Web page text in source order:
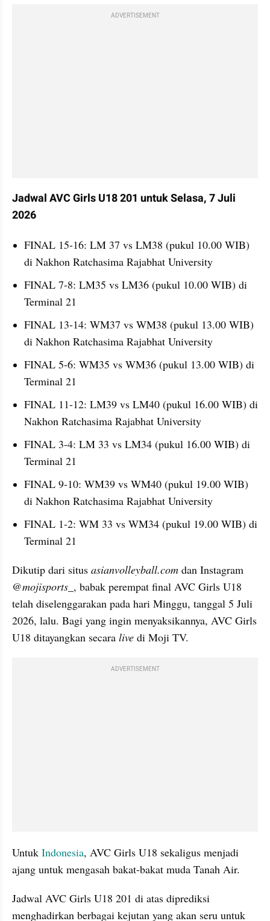
ADVERTISEMENT
Jadwal AVC Girls U18 201 untuk Selasa, 7 Juli
2026
FINAL 15-16: LM 37 vs LM38 (pukul 10.00 WIB)
di Nakhon Ratchasima Rajabhat University
FINAL 7-8: LM35 vs LM36 (pukul 10.00 WIB) di
Terminal 21
FINAL 13-14: WM37 vs WM38 (pukul 13.00 WIB)
di Nakhon Ratchasima Rajabhat University
FINAL 5-6: WM35 vs WM36 (pukul 13.00 WIB) di
Terminal 21
FINAL 11-12: LM39 vs LM40 (pukul 16.00 WIB) di
Nakhon Ratchasima Rajabhat University
FINAL 3-4: LM 33 vs LM34 (pukul 16.00 WIB) di
Terminal 21
FINAL 9-10: WM39 vs WM40 (pukul 19.00 WIB)
di Nakhon Ratchasima Rajabhat University
FINAL 1-2: WM 33 vs WM34 (pukul 19.00 WIB) di
Terminal 21
Dikutip dari situs asianvolleyball.com
@mojisports_ , babak perempat final AVC Girls U18
telah diselenggarakan pada hari Minggu, tanggal 5 Juli
2026, lalu. Bagi yang ingin menyaksikannya, AVC Girls
U18 ditayangkan secara live di Moji TV.
ADVERTISEMENT
Untuk Indonesia, AVC Girls U18 sekaligus menjadi
ajang untuk mengasah bakat-bakat muda Tanah Air.
Jadwal AVC Girls U18 201 di atas diprediksi
menghadirkan berbagai kejutan yang akan seru untuk